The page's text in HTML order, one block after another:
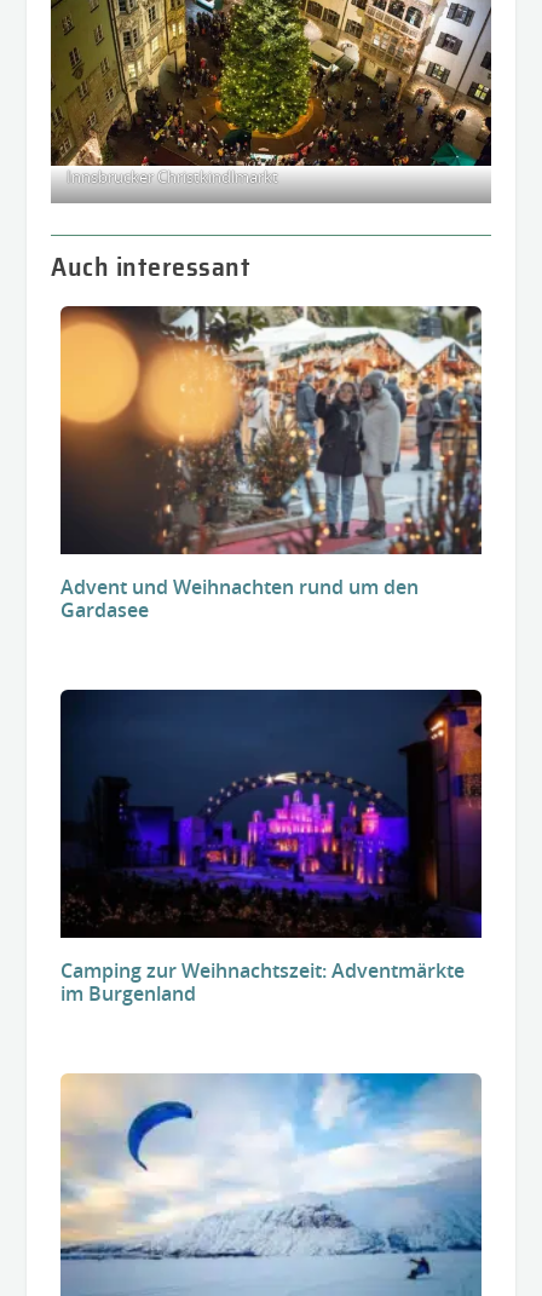
Innsbrucker Christkindlmarkt
Auch interessant
Advent und Weihnachten rund um den
Gardasee
Camping zur Weihnachtszeit: Adventmärkte
im Burgenland